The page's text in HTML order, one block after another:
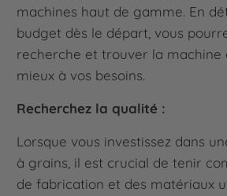
machines haut de gamme. En
budget dès le départ, vous
recherche et trouver la machine
mieux à vos besoins.
Recherchez la qualité :
Lorsque vous investissez dans
à grains, il est crucial de tenir
de fabrication et des matériaux